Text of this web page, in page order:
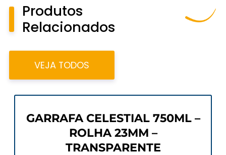
Produtos
Relacionados
VEJA TODOS
GARRAFA CELESTIAL 750ML –
ROLHA 23MM –
TRANSPARENTE